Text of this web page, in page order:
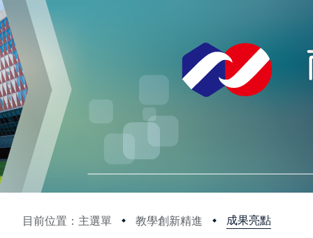
目前位置：主選單 教學創新精進 成果亮點